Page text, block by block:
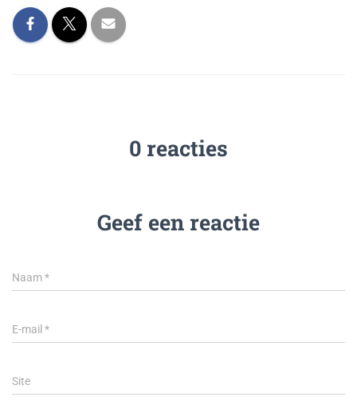
0 reacties
Geef een reactie
Naam*
E-mail *
Site